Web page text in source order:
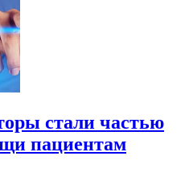
стали частью
пациентам